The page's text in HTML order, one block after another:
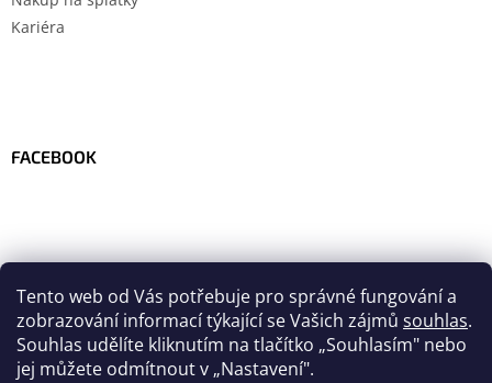
Tento web od Vás potřebuje pro správné fungování a
zobrazování informací týkající se Vašich zájmů souhlas.
Souhlas udělíte kliknutím na tlačítko „Souhlasím" nebo
jej můžete odmítnout v „Nastavení".
Kariéra
FACEBOOK